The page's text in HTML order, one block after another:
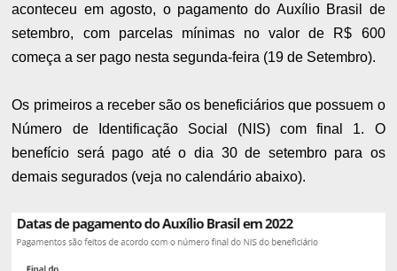
aconteceu em agosto, o pagamento do Auxílio Brasil de
setembro, com parcelas mínimas no valor de R$ 600
começa a ser pago nesta segunda-feira (19 de Setembro).
Os primeiros a receber são os beneficiários que possuem o
Número de Identificação Social (NIS) com final 1. O
benefício será pago até o dia 30 de setembro para os
demais segurados (veja no calendário abaixo).